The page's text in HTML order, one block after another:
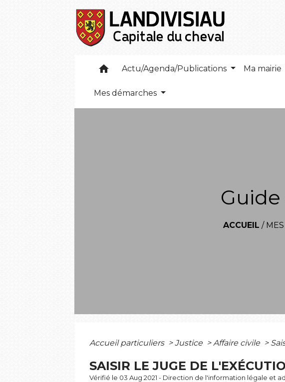
home Actu/Agenda/Publications Ma mairie
Mes démarches
ACCUEIL /
Accueil particuliers > Justice > Affaire civile >
SAISIR LE JUGE DE
Vérifié le 03 Aug 2021 - Direction de l'information légale et